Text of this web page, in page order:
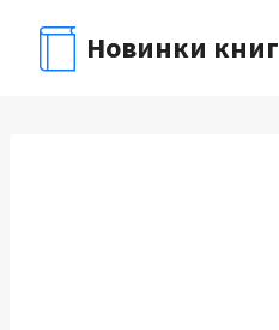
содержимому
Новинки книг